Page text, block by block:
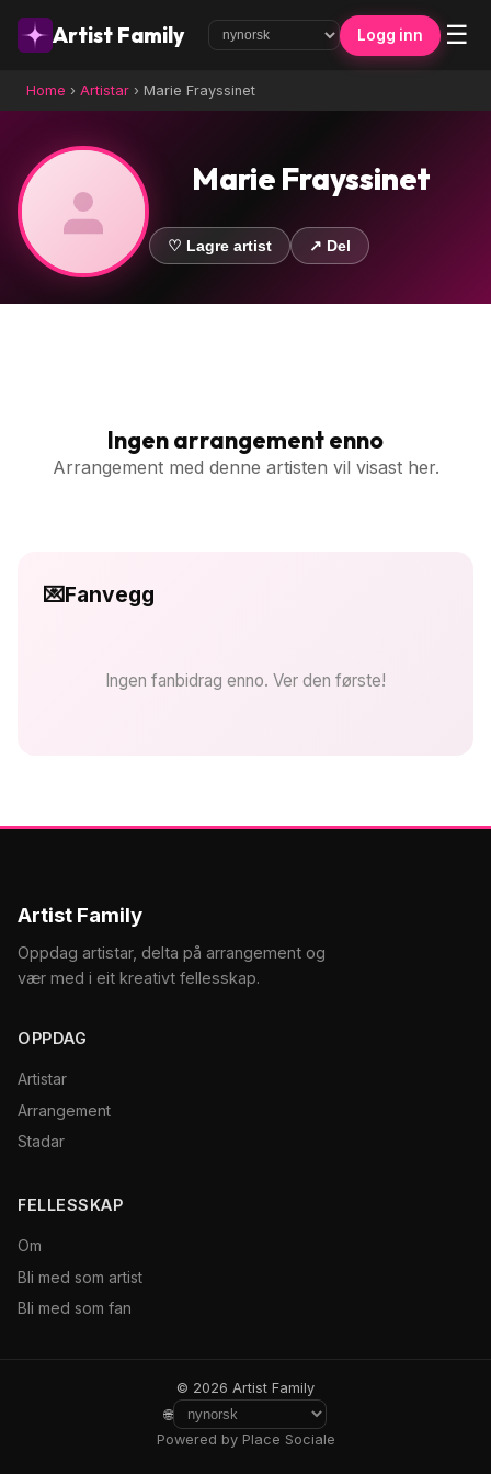
Artist Family Logg inn ☰
Home › Artistar › Marie Frayssinet
Marie Frayssinet
♡ Lagre artist ↗ Del
Ingen arrangement enno
Arrangement med denne artisten vil visast her.
💌Fanvegg
Ingen fanbidrag enno. Ver den første!
Artist Family
Oppdag artistar, delta på arrangement og
vær med i eit kreativt fellesskap.
OPPDAG
Artistar
Arrangement
Stadar
FELLESSKAP
Om
Bli med som artist
Bli med som fan
© 2026 Artist Family
🌐
Powered by Place Sociale